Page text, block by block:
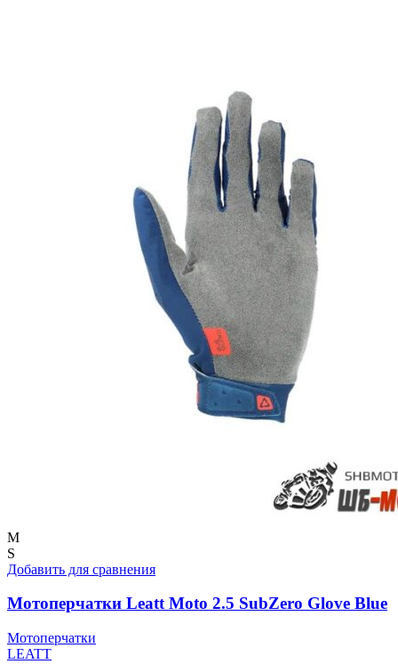
M
S
Добавить для сравнения
Мотоперчатки Leatt Moto 2.5 SubZero Glove Blue
Мотоперчатки
LEATT